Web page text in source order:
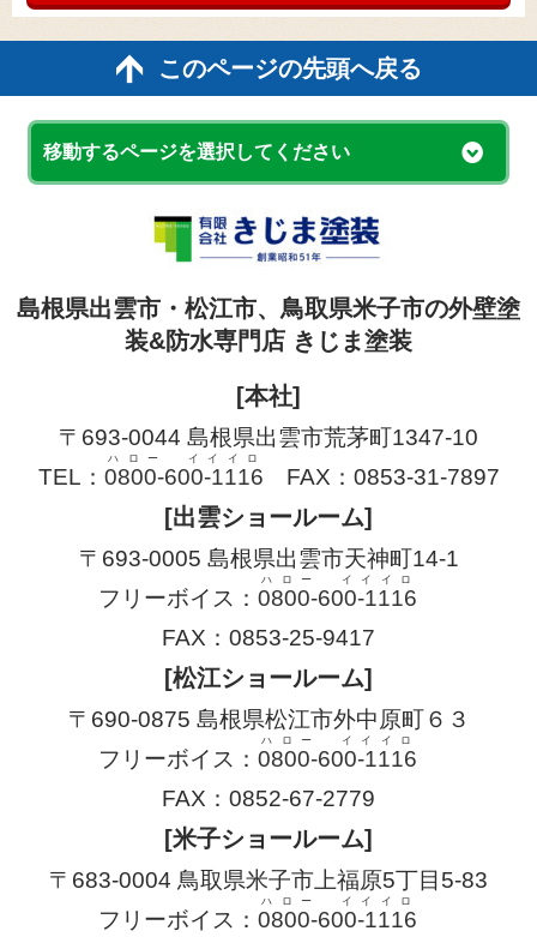
このページの先頭へ戻る
移動するページを選択してください
島根県出雲市・松江市、鳥取県米子市の外壁塗
装&防水専門店 きじま塗装
[本社]
〒693-0044 島根県出雲市荒茅町1347-10
TEL： 0800-600-1116
ハロー イイイロ
FAX：0853-31-7897
[出雲ショールーム]
〒693-0005 島根県出雲市天神町14-1
フリーボイス： 0800-600-1116
ハロー イイイロ
FAX：0853-25-9417
[松江ショールーム]
〒690-0875 島根県松江市外中原町６３
フリーボイス： 0800-600-1116
ハロー イイイロ
FAX：0852-67-2779
[米子ショールーム]
〒683-0004 鳥取県米子市上福原5丁目5-83
フリーボイス： 0800-600-1116
ハロー イイイロ